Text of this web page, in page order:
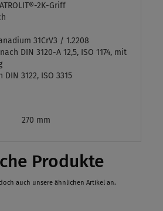
2K-Griff
31CrV3 / 1.2208
DIN 3120-A 12,5, ISO 1174, mit
3122, ISO 3315
270 mm
Produkte
auch unsere ähnlichen Artikel an.